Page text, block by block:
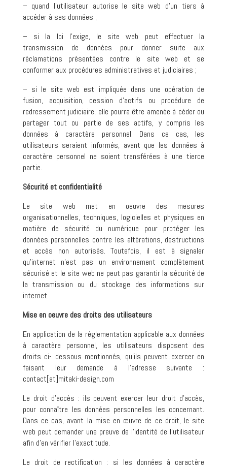
– quand l’utilisateur autorise le site web d’un tiers à
accéder à ses données ;
– si la loi l’exige, le site web peut effectuer la
transmission de données pour donner suite aux
réclamations présentées contre le site web et se
conformer aux procédures administratives et judiciaires ;
– si le site web est impliquée dans une opération de
fusion, acquisition, cession d’actifs ou procédure de
redressement judiciaire, elle pourra être amenée à céder ou
partager tout ou partie de ses actifs, y compris les
données à caractère personnel. Dans ce cas, les
utilisateurs seraient informés, avant que les données à
caractère personnel ne soient transférées à une tierce
partie.
Sécurité et confidentialité
Le site web met en oeuvre des mesures
organisationnelles, techniques, logicielles et physiques en
matière de sécurité du numérique pour protéger les
données personnelles contre les altérations, destructions
et accès non autorisés. Toutefois, il est à signaler
qu’internet n’est pas un environnement complètement
sécurisé et le site web ne peut pas garantir la sécurité de
la transmission ou du stockage des informations sur
internet.
Mise en oeuvre des droits des utilisateurs
En application de la réglementation applicable aux données
à caractère personnel, les utilisateurs disposent des
droits ci- dessous mentionnés, qu’ils peuvent exercer en
faisant leur demande à l’adresse suivante :
contact[at]mitaki-design.com
Le droit d’accès : ils peuvent exercer leur droit d’accès,
pour connaître les données personnelles les concernant.
Dans ce cas, avant la mise en œuvre de ce droit, le site
web peut demander une preuve de l’identité de l’utilisateur
afin d’en vérifier l’exactitude.
Le droit de rectification : si les données à caractère